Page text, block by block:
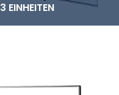
EINHEITEN